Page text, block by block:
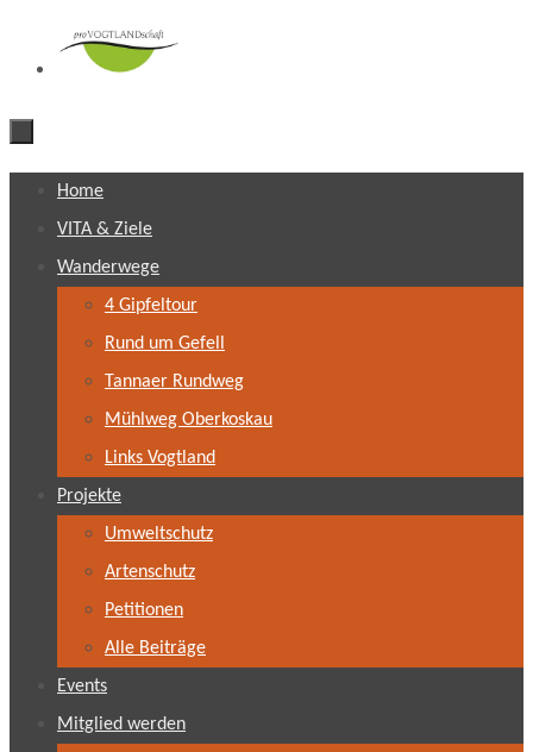
Inhalt
springen
Home
VITA & Ziele
Wanderwege
4 Gipfeltour
Rund um Gefell
Tannaer Rundweg
Mühlweg Oberkoskau
Links Vogtland
Projekte
Umweltschutz
Artenschutz
Petitionen
Alle Beiträge
Events
Mitglied werden